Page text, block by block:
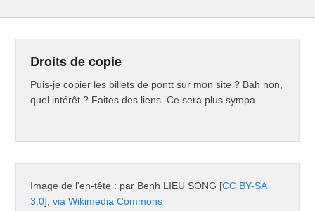
Droits de copie
Puis-je copier les billets de pontt sur mon site ? Bah non,
quel intérêt ? Faites des liens. Ce sera plus sympa.
Image de l'en-tête : par Benh LIEU SONG [CC BY-SA
3.0],via Wikimedia Commons